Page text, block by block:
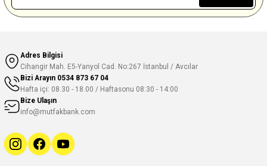
Adres Bilgisi
Cihangir Mah. E5-Yanyol Cad. No:267 İstanbul / Avcılar
Bizi Arayın 0534 873 67 04
Hafta içi: 08.30 - 18.00 / Haftasonu 08:30 - 14:00
Bize Ulaşın
info@mutfakbank.com